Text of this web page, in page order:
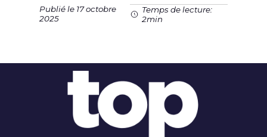
Publié le 17 octobre
2025
Temps de lecture:
2min